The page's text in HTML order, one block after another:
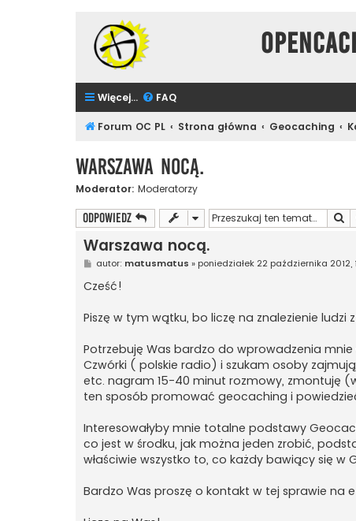
Więcej… FAQ
Forum OC PL Strona główna Geocaching
Warszawa nocą.
Moderator: Moderatorzy
ODPOWIEDZ
Warszawa nocą.
P
s
t
autor: matusmatus » poniedziałek 22 października 2012,
Cześć!
Piszę w tym wątku, bo liczę na znalezienie
Potrzebuję Was bardzo do wprowadzenia
Czwórki ( polskie radio) i szukam osoby
etc. nagram 15-40 minut rozmowy, zmontuję
ten sposób promować geocaching i
Interesowałyby mnie totalne podstawy
co jest w środku, jak można jeden zrobić,
właściwie wszystko to, co każdy bawiący się w
Bardzo Was proszę o kontakt w tej sprawie na